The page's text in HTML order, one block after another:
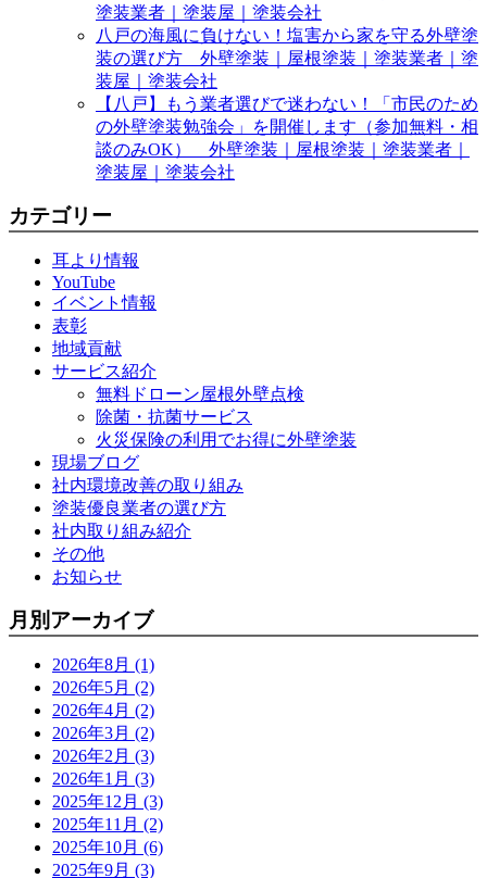
塗装業者｜塗装屋｜塗装会社
八戸の海風に負けない！塩害から家を守る外壁塗
装の選び方 外壁塗装｜屋根塗装｜塗装業者｜塗
装屋｜塗装会社
【八戸】もう業者選びで迷わない！「市民のため
の外壁塗装勉強会」を開催します（参加無料・相
談のみOK） 外壁塗装｜屋根塗装｜塗装業者｜
塗装屋｜塗装会社
カテゴリー
耳より情報
YouTube
イベント情報
表彰
地域貢献
サービス紹介
無料ドローン屋根外壁点検
除菌・抗菌サービス
火災保険の利用でお得に外壁塗装
現場ブログ
社内環境改善の取り組み
塗装優良業者の選び方
社内取り組み紹介
その他
お知らせ
月別アーカイブ
2026年8月 (1)
2026年5月 (2)
2026年4月 (2)
2026年3月 (2)
2026年2月 (3)
2026年1月 (3)
2025年12月 (3)
2025年11月 (2)
2025年10月 (6)
2025年9月 (3)